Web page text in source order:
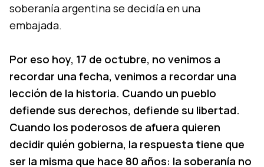
soberanía argentina se decidía en una
embajada.
Por eso hoy, 17 de octubre, no venimos a
recordar una fecha, venimos a recordar una
lección de la historia. Cuando un pueblo
defiende sus derechos, defiende su libertad.
Cuando los poderosos de afuera quieren
decidir quién gobierna, la respuesta tiene que
ser la misma que hace 80 años: la soberanía no